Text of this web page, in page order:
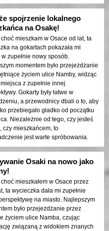
spojrzenie lokalnego
na Osakę!
choć mieszkam w Osace od lat, ta
na gokartach pokazała mi
zupełnie nowy sposób.
momentem było przejeżdżanie
życiem ulice Namby, widząc
z zupełnie innej
Gokarty były łatwe w
a przewodnicy dbali o to, aby
przebiegało gładko od początku
Niezależnie od tego, czy jesteś
czy mieszkańcem, to
jest warte spróbowania.
Osaki na nowo jako
choć mieszkałem w Osace przez
ta wycieczka dała mi zupełnie
na miasto. Najlepszym
było przejeżdżanie przez
życiem ulice Namba, czując
związaną z widokiem znanych